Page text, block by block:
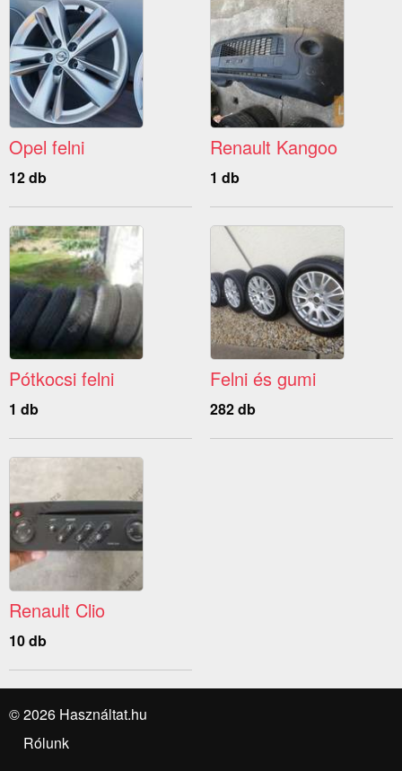
Opel felni
12 db
Renault Kangoo
1 db
Pótkocsi felni
1 db
Felni és gumi
282 db
Renault Clio
10 db
© 2026 Használtat.hu
Rólunk